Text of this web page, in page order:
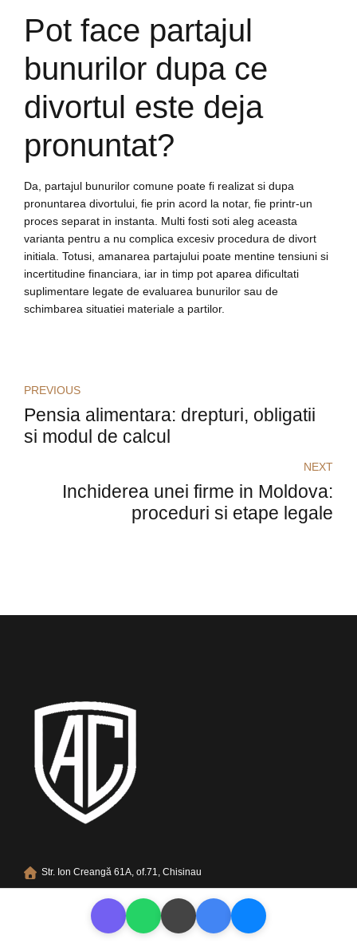
Pot face partajul
bunurilor dupa ce
divortul este deja
pronuntat?
Da, partajul bunurilor comune poate fi realizat si dupa
pronuntarea divortului, fie prin acord la notar, fie printr-un
proces separat in instanta. Multi fosti soti aleg aceasta
varianta pentru a nu complica excesiv procedura de divort
initiala. Totusi, amanarea partajului poate mentine tensiuni si
incertitudine financiara, iar in timp pot aparea dificultati
suplimentare legate de evaluarea bunurilor sau de
schimbarea situatiei materiale a partilor.
PREVIOUS
Pensia alimentara: drepturi, obligatii
si modul de calcul
NEXT
Inchiderea unei firme in Moldova:
proceduri si etape legale
Str. Ion Creangă 61A, of.71, Chisinau
andrei.cuculescu@gmail.com